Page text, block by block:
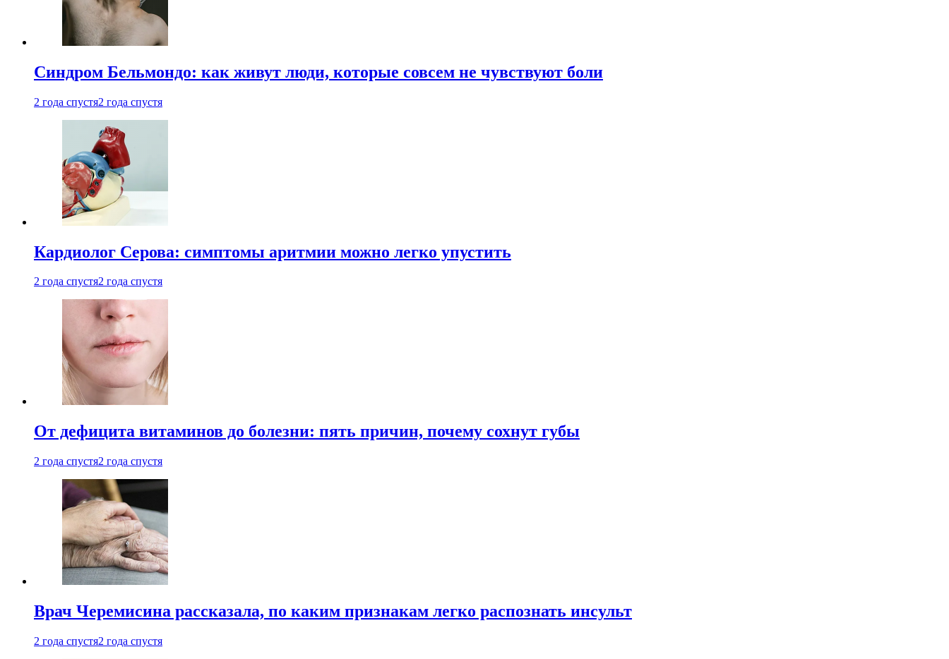
Синдром Бельмондо: как живут люди, которые совсем не чувствуют боли
2 года спустя2 года спустя
Кардиолог Серова: симптомы аритмии можно легко упустить
2 года спустя2 года спустя
От дефицита витаминов до болезни: пять причин, почему сохнут губы
2 года спустя2 года спустя
Врач Черемисина рассказала, по каким признакам легко распознать инсульт
2 года спустя2 года спустя